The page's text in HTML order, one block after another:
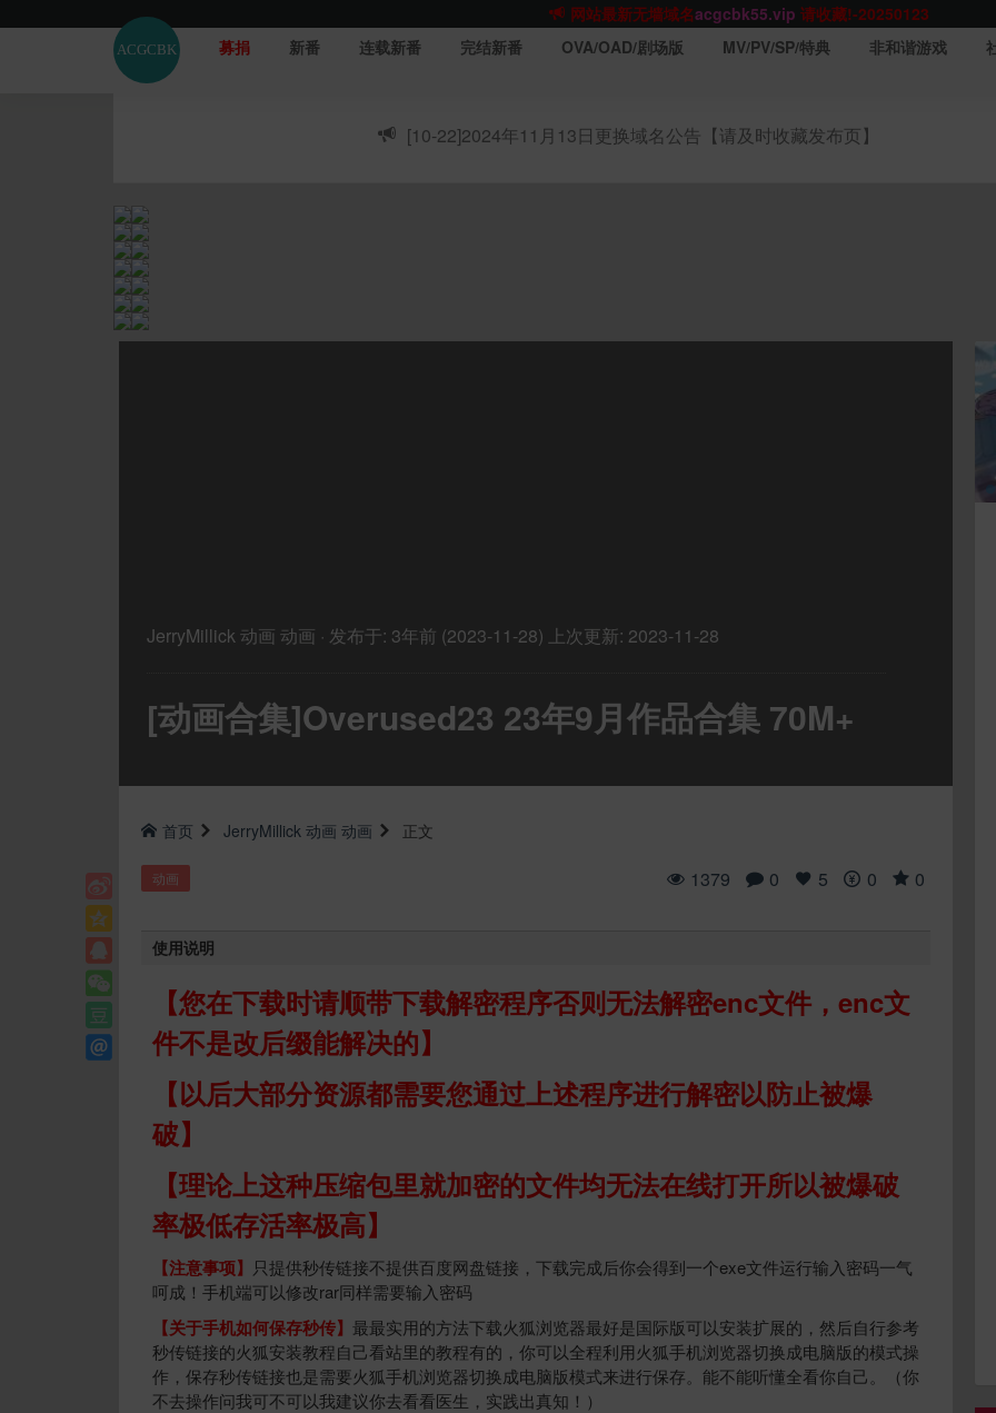
网站TG群聊t.me/acgbuster请收藏!
ACGCBK官方App
点击下载永不迷路！
ACGCBK官方App
点击下载 永不迷路！
募捐 新番 连载新番 完结新番 OVA/OAD/剧场版 MV/PV/SP/特典 非和谐游戏
[10-22]2024年11月13日更换域名公告【请及时收藏发布页】
JerryMillick动画 动画 · 发布于: 3年前 (2023-11-28) 上次更新: 2023-11-28
[动画合集]Overused23 23年9月作品合集 70M+
首页 JerryMillick 动画 动画 正文
动画 1379 0 5 0 0
使用说明
【您在下载时请顺带下载解密程序否则无法解密enc文件，enc文
件不是改后缀能解决的】
【以后大部分资源都需要您通过上述程序进行解密以防止被爆
破】
【理论上这种压缩包里就加密的文件均无法在线打开所以被爆破
率极低存活率极高】
【注意事项】 只提供秒传链接不提供百度网盘链接，下载完成后你会得到一个exe文件运行输入密码一气
呵成！手机端可以修改rar同样需要输入密码
【关于手机如何保存秒传】 最最实用的方法下载火狐浏览器最好是国际版可以安装扩展的，然后自行参考
秒传链接的火狐安装教程自己看站里的教程有的，你可以全程利用火狐手机浏览器切换成电脑版的模式操
作，保存秒传链接也是需要火狐手机浏览器切换成电脑版模式来进行保存。能不能听懂全看你自己。（你
不去操作问我可不可以我建议你去看看医生，实践出真知！）